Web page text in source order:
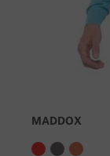
MADDOX